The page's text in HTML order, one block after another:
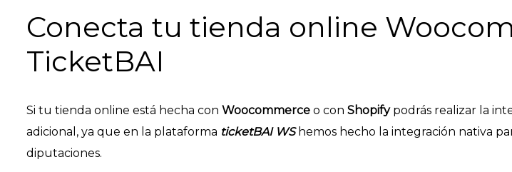
Conecta tu tienda online
TicketBAI
Si tu tienda online está hecha con Woocommerce o con Shopifypodrás realizar la
adicional, ya que en la plataforma ticketBAI WShemos hecho la integración nativa
diputaciones.